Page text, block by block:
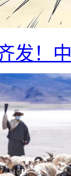
发！